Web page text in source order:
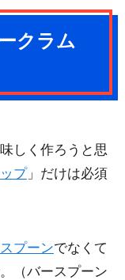
クラム
しく作ろうと思
プ」だけは必須
プーンでなくて
（バースプーン